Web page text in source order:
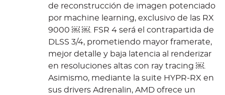
de reconstrucción de imagen potenciado
por machine learning, exclusivo de las RX
9000 ￼ ￼. FSR 4 será el contrapartida de
DLSS 3/4, prometiendo mayor framerate,
mejor detalle y baja latencia al renderizar
en resoluciones altas con ray tracing ￼.
Asimismo, mediante la suite HYPR-RX en
sus drivers Adrenalin, AMD ofrece un